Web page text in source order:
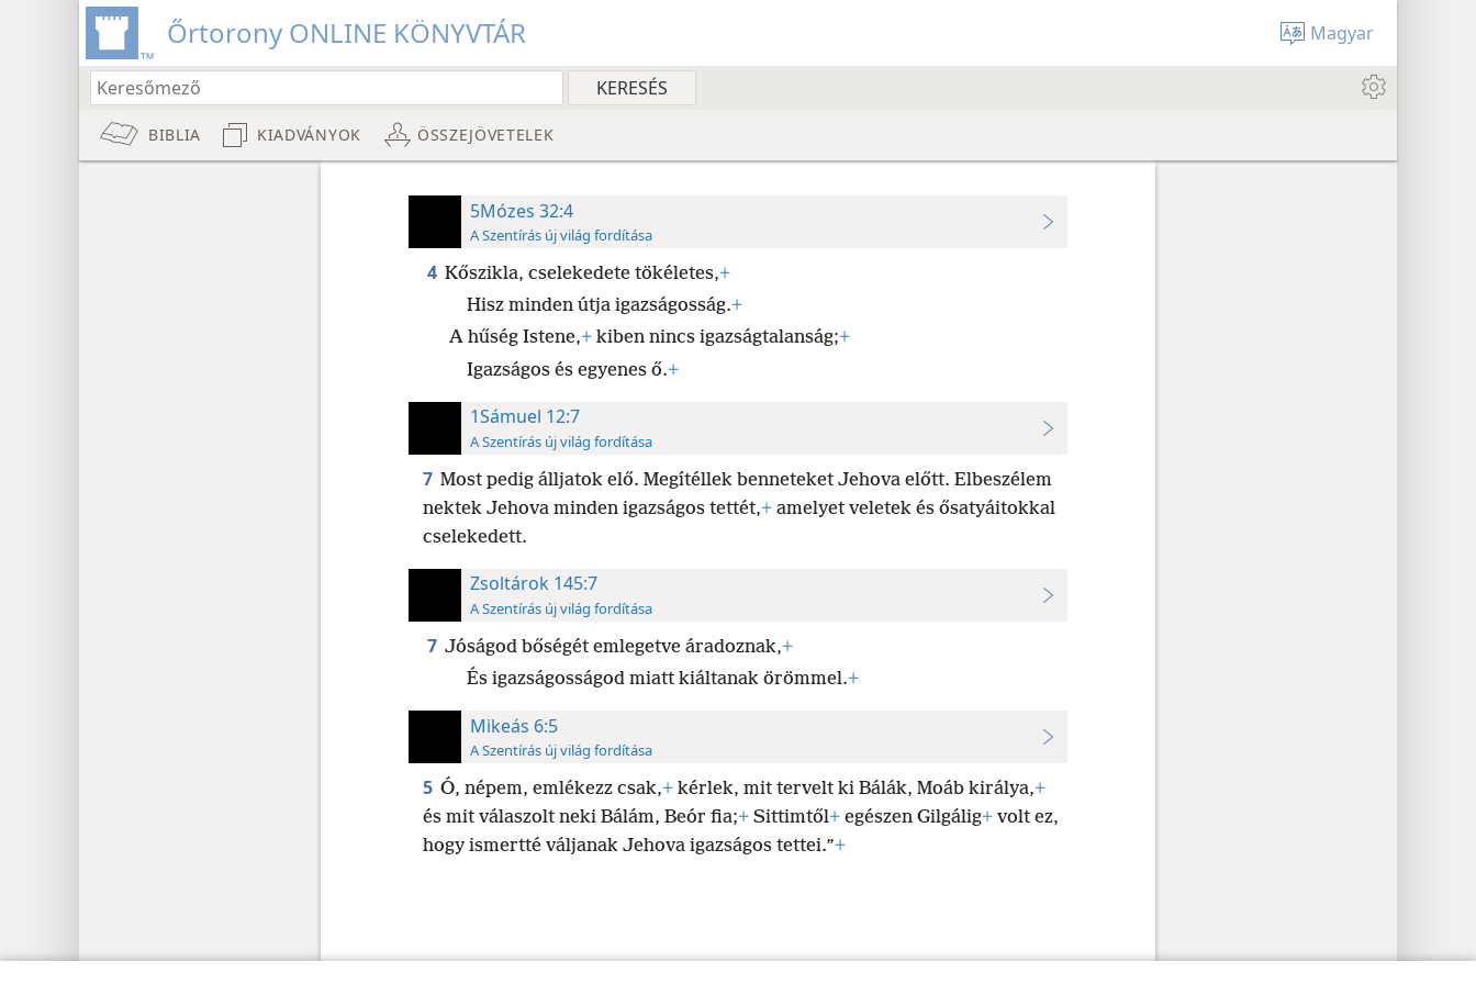
Őrtorony ONLINE KÖNYVTÁR Magyar
BIBLIA KIADVÁNYOK ÖSSZEJÖVETELEK
5Mózes 32:4
A Szentírás új világ fordítása
4 Kőszikla, cselekedete tökéletes,+
Hisz minden útja igazságosság.+
A hűség Istene,+kiben nincs igazságtalanság;+
Igazságos és egyenes ő.+
1Sámuel 12:7
A Szentírás új világ fordítása
7 Most pedig álljatok elő. Megítéllek benneteket Jehova előtt. Elbeszélem
nektek Jehova minden igazságos tettét,+amelyet veletek és ősatyáitokkal
cselekedett.
Zsoltárok 145:7
A Szentírás új világ fordítása
7 Jóságod bőségét emlegetve áradoznak,+
És igazságosságod miatt kiáltanak örömmel.+
Mikeás 6:5
A Szentírás új világ fordítása
5 Ó, népem, emlékezz csak,+kérlek, mit tervelt ki Bálák, Moáb királya,+
és mit válaszolt neki Bálám, Beór fia;+Sittimtől+ egészen Gilgálig+volt ez,
hogy ismertté váljanak Jehova igazságos tettei.”+